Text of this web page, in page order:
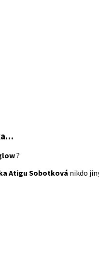
?
Atigu Sobotková nikdo